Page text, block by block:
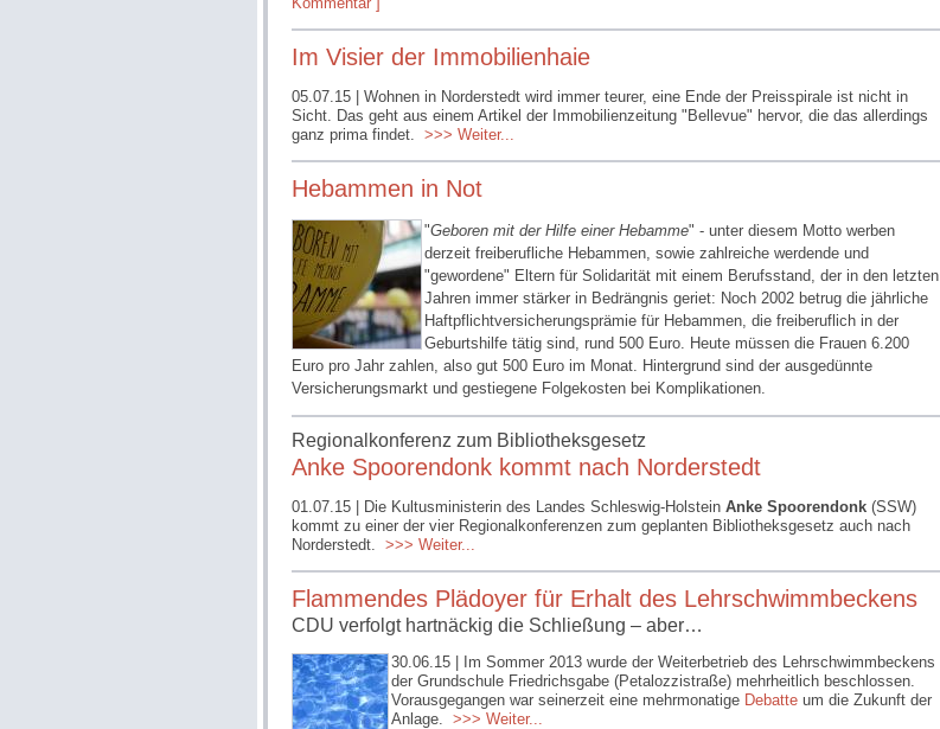
Im Visier der Immobilienhaie
05.07.15 | Wohnen in Norderstedt wird immer teurer, eine Ende der Preisspirale ist nicht in
Sicht. Das geht aus einem Artikel der Immobilienzeitung "Bellevue" hervor, die das allerdings
ganz prima findet. >>> Weiter...
Hebammen in Not
"Geboren mit der Hilfe einer Hebamme" - unter diesem Motto werben
derzeit freiberufliche Hebammen, sowie zahlreiche werdende und
"gewordene" Eltern für Solidarität mit einem Berufsstand, der in den letzten
Jahren immer stärker in Bedrängnis geriet: Noch 2002 betrug die jährliche
Haftpflichtversicherungsprämie für Hebammen, die freiberuflich in der
Geburtshilfe tätig sind, rund 500 Euro. Heute müssen die Frauen 6.200
Euro pro Jahr zahlen, also gut 500 Euro im Monat. Hintergrund sind der ausgedünnte
Versicherungsmarkt und gestiegene Folgekosten bei Komplikationen.
Regionalkonferenz zum Bibliotheksgesetz
Anke Spoorendonk kommt nach Norderstedt
01.07.15 | Die Kultusministerin des Landes Schleswig-Holstein Anke Spoorendonk (SSW)
kommt zu einer der vier Regionalkonferenzen zum geplanten Bibliotheksgesetz auch nach
Norderstedt. >>> Weiter...
Flammendes Plädoyer für Erhalt des Lehrschwimmbeckens
CDU verfolgt hartnäckig die Schließung – aber…
30.06.15 | Im Sommer 2013 wurde der Weiterbetrieb des Lehrschwimmbeckens
der Grundschule Friedrichsgabe (Petalozzistraße) mehrheitlich beschlossen.
Vorausgegangen war seinerzeit eine mehrmonatige Debatte um die Zukunft der
Anlage. >>> Weiter...